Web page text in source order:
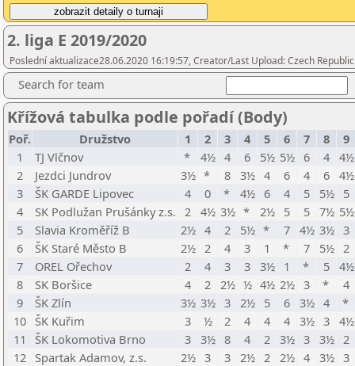
2. liga E 2019/2020
Poslední aktualizace28.06.2020 16:19:57, Creator/Last Upload: Czech
Search for team
Křížová tabulka podle pořadí (Body)
Poř. Družstvo 1 2 3 4 5 6 7 8
9
1
TJ Vlčnov * 4½ 4 6 5½ 5½ 6 4 4½
2
Jezdci Jundrov 3½ * 8 3½ 4 6 4 6 4½
3
ŠK GARDE Lipovec 4 0 * 4½ 6 4 5 5½ 5
4
SK Podlužan Prušánky z.s. 2 4½ 3½ * 2½ 5 5 7½ 5½
5
Slavia Kroměříž B 2½ 4 2 5½ * 7 4½ 3½ 3
6
ŠK Staré Město B 2½ 2 4 3 1 * 7 5½ 2
7
OREL Ořechov 2 4 3 3 3½ 1 * 5 4½
8
SK Boršice 4 2 2½ ½ 4½ 2½ 3 *
4
9
ŠK Zlín 3½ 3½ 3 2½ 5 6 3½ 4
*
10 ŠK Kuřim 3 ½ 2 4 4 4 3½ 3 4½
11
ŠK Lokomotiva Brno 3 3½ 8 4 2 3½ 3 3½ 2
12 Spartak Adamov, z.s. 2½ 3 3 2½ 2 2½ 4 3½ 3